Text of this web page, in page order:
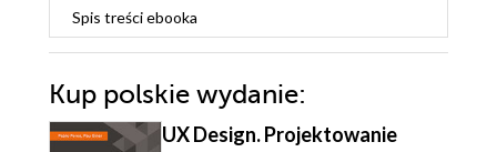
Spis treściebooka
Kup polskie wydanie:
UX Design. Projektowanie